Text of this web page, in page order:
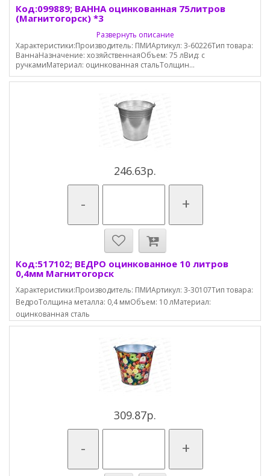
Код:099889; ВАННА оцинкованная 75литров
(Магнитогорск) *3
Развернуть описание
Характеристики:Производитель: ПМИАртикул: 3-60226Тип товара:
ВаннаНазначение: хозяйственнаяОбъем: 75 лВид: с
ручкамиМатериал: оцинкованная стальТолщин...
246.63р.
- +
Код:517102; ВЕДРО оцинкованное 10 литров
0,4мм Магнитогорск
Характеристики:Производитель: ПМИАртикул: 3-30107Тип товара:
ВедроТолщина металла: 0,4 ммОбъем: 10 лМатериал:
оцинкованная сталь
309.87р.
- +